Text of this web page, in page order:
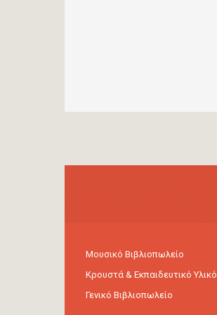
Μουσικό Βιβλιοπωλείο
Κρουστά & Εκπαιδευτικό Υλικό
Γενικό Βιβλιοπωλείο